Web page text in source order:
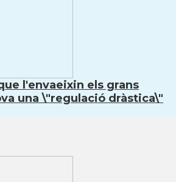
Catalans a STRASBOURG
l'envaeixin els grans
una \"regulació dràstica\"